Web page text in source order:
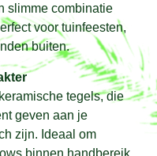
slimme combinatie
voor tuinfeesten,
buiten.
tegels, die
geven aan je
zijn. Ideaal om
binnen handbereik